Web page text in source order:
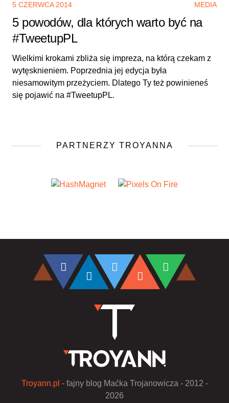
5 CZERWCA 2014 MEDIA
5 powodów, dla których warto być na
#TweetupPL
Wielkimi krokami zbliża się impreza, na którą czekam z
wytęsknieniem. Poprzednia jej edycja była
niesamowitym przeżyciem. Dlatego Ty też powinieneś
się pojawić na #TweetupPL.
PARTNERZY TROYANNA
Troyann.pl - fajny blog Maćka Trojanowicza - 2012 -
2026